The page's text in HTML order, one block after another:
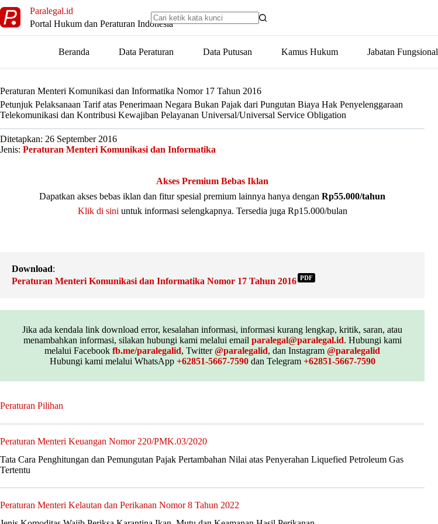
to
content
Paralegal.id
Portal Hukum dan Peraturan Indonesia
Beranda Data Peraturan Data Putusan Kamus Hukum Jabatan Fungsional
Peraturan Menteri Komunikasi dan Informatika Nomor 17 Tahun 2016
Petunjuk Pelaksanaan Tarif atas Penerimaan Negara Bukan Pajak dari Pungutan Biaya Hak Penyelenggaraan
Telekomunikasi dan Kontribusi Kewajiban Pelayanan Universal/Universal Service Obligation
Ditetapkan: 26 September 2016
Jenis: Peraturan Menteri Komunikasi dan Informatika
Akses Premium Bebas Iklan
Dapatkan akses bebas iklan dan fitur spesial premium lainnya hanya dengan Rp55.000/tahun
Klik di sini untuk informasi selengkapnya. Tersedia juga Rp15.000/bulan
Download:
Peraturan Menteri Komunikasi dan Informatika Nomor 17 Tahun 2016 PDF
Jika ada kendala link download error, kesalahan informasi, informasi kurang lengkap, kritik, saran, atau
menambahkan informasi, silakan hubungi kami melalui email paralegal@paralegal.id. Hubungi kami
melalui Facebook fb.me/paralegalid, Twitter@paralegalid, dan Instagram @paralegalid
Hubungi kami melalui WhatsApp +62851-5667-7590dan Telegram +62851-5667-7590
Peraturan Pilihan
Peraturan Menteri Keuangan Nomor 220/PMK.03/2020
Tata Cara Penghitungan dan Pemungutan Pajak Pertambahan Nilai atas Penyerahan Liquefied Petroleum Gas
Tertentu
Peraturan Menteri Kelautan dan Perikanan Nomor 8 Tahun 2022